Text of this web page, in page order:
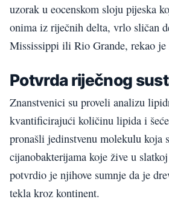
uzorak u eocenskom sloju pijeska
onima iz riječnih delta, vrlo sličan
Mississippi ili Rio Grande, rekao je
Potvrda riječnog
Znanstvenici su proveli analizu
kvantificirajući količinu lipida i
pronašli jedinstvenu molekulu koja
cijanobakterijama koje žive u
potvrdio je njihove sumnje da je
tekla kroz kontinent.